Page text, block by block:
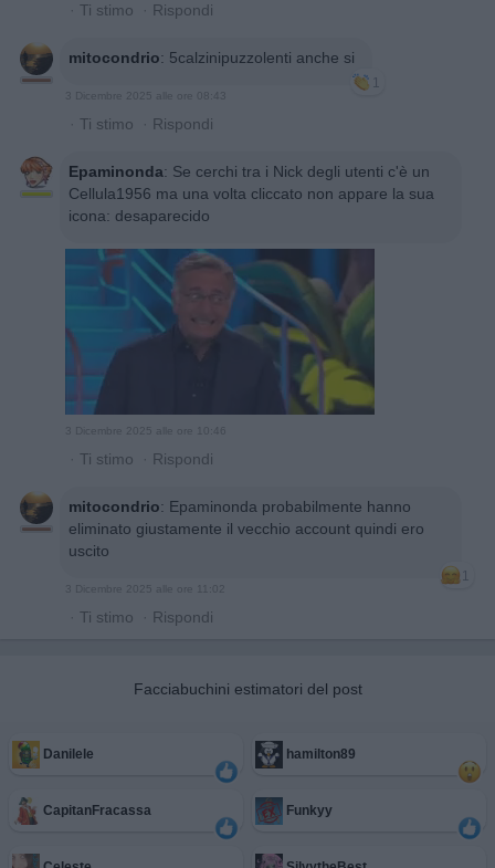
· Ti stimo · Rispondi
mitocondrio: 5calzinipuzzolenti anche si
1
3 Dicembre 2025 alle ore 08:43
· Ti stimo · Rispondi
Epaminonda: Se cerchi tra i Nick degli utenti c'è un
Cellula1956 ma una volta cliccato non appare la sua
icona: desaparecido
3 Dicembre 2025 alle ore 10:46
· Ti stimo · Rispondi
mitocondrio: Epaminonda probabilmente hanno
eliminato giustamente il vecchio account quindi ero
uscito
1
3 Dicembre 2025 alle ore 11:02
· Ti stimo · Rispondi
Facciabuchini estimatori del post
Danilele hamilton89
CapitanFracassa Funkyy